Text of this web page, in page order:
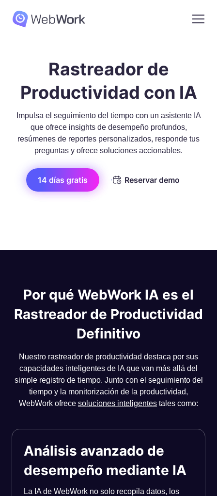
Rastreador de
Productividad con IA
Impulsa el seguimiento del tiempo con un asistente IA
que ofrece insights de desempeño profundos,
resúmenes de reportes personalizados, responde tus
preguntas y ofrece soluciones accionables.
14 días gratis Reservar demo
Por qué WebWork IA es el
Rastreador de Productividad
Definitivo
Nuestro rastreador de productividad destaca por sus
capacidades inteligentes de IA que van más allá del
simple registro de tiempo. Junto con el seguimiento del
tiempo y la monitorización de la productividad,
WebWork ofrece soluciones inteligentes tales como:
Análisis avanzado de
desempeño mediante IA
La IA de WebWork no solo recopila datos, los